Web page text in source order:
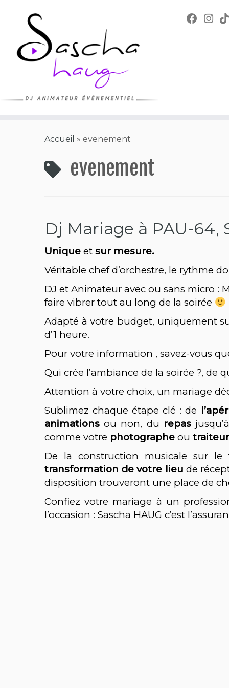
content
Accueil » evenement
evenement
Dj Mariage à PAU-64,
Unique et sur mesure.
Véritable chef d’orchestre, le rythme
DJ et Animateur avec ou sans micro :
faire vibrer tout au long de la soirée
Adapté à votre budget, uniquement
d’1 heure.
Pour votre information , savez-vous
Qui crée l’ambiance de la soirée ?, de
Attention à votre choix, un mariage
Sublimez chaque étape clé : de
animationsou non, du repas
comme votre photographe ou traiteur
De la construction musicale sur le
transformation de votre lieu de
disposition trouveront une place de
Confiez votre mariage à un
l’occasion : Sascha HAUG c’est